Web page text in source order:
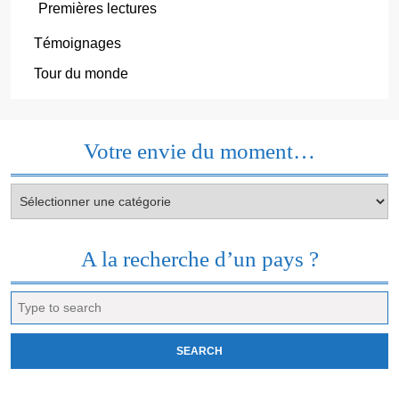
Premières lectures
Témoignages
Tour du monde
Votre envie du moment…
envie
A la recherche d’un pays ?
for: